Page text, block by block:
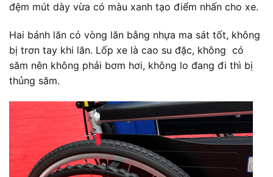
đệm mút dày vừa có màu xanh tạo điểm nhấn cho xe.
Hai bánh lăn có vòng lăn bằng nhựa ma sát tốt, không
bị trơn tay khi lăn. Lốp xe là cao su đặc, không có
săm nên không phải bơm hơi, không lo đang đi thì bị
thủng săm.